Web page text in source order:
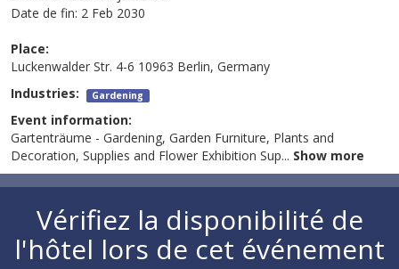
Date de fin: 2 Feb 2030
Place:
Luckenwalder Str. 4-6 10963 Berlin, Germany
Industries: Gardening
Event information:
Gartenträume - Gardening, Garden Furniture, Plants and
Decoration, Supplies and Flower Exhibition Sup... Show more
Vérifiez la disponibilité de
l'hôtel lors de cet événement